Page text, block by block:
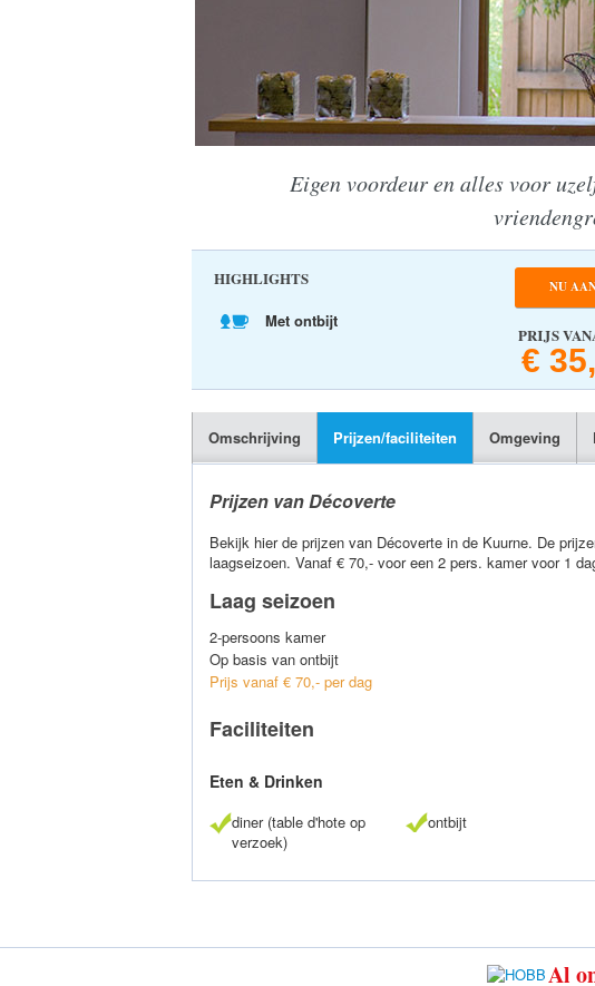
Eigen voordeur en alles voor
HIGHLIGHTS
Met ontbijt
NU
PRIJS
€
Omschrijving Prijzen/faciliteiten Omgeving
Prijzen van Décoverte
Bekijk hier de prijzen van Décoverte in de Kuurne. De
laagseizoen. Vanaf € 70,- voor een 2 pers. kamer voor 1
Laag seizoen
2-persoons kamer
Op basis van ontbijt
Prijs vanaf € 70,- per dag
Faciliteiten
Eten & Drinken
diner (table d'hote op
verzoek)
ontbijt
Al